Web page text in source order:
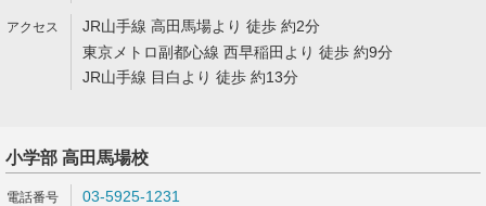
JR山手線 高田馬場より 徒歩 約2分
東京メトロ副都心線 西早稲田より 徒歩 約9分
JR山手線 目白より 徒歩 約13分
小学部 高田馬場校
03-5925-1231